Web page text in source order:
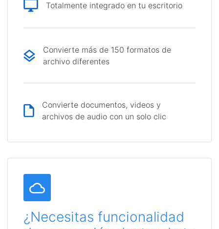
Totalmente integrado en tu escritorio
Convierte más de 150 formatos de
archivo diferentes
Convierte documentos, videos y
archivos de audio con un solo clic
¿Necesitas funcionalidad